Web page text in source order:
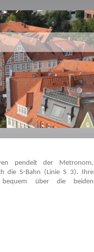
pendelt der Metronom,
die S-Bahn (Linie S 3). Ihre
über die beiden